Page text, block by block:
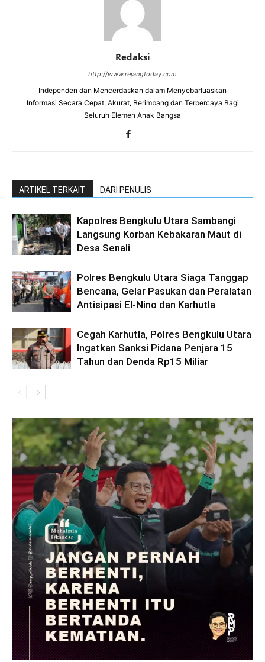
Redaksi
http://www.rejangtoday.com
Independen dan Mencerdaskan dalam Menyebarluaskan
Informasi Secara Cepat, Akurat, Berimbang dan Terpercaya Bagi
Seluruh Elemen Anak Bangsa
ARTIKEL TERKAIT DARI PENULIS
Kapolres Bengkulu Utara Sambangi
Langsung Korban Kebakaran Maut di
Desa Senali
Polres Bengkulu Utara Siaga Tanggap
Bencana, Gelar Pasukan dan Peralatan
Antisipasi El-Nino dan Karhutla
Cegah Karhutla, Polres Bengkulu Utara
Ingatkan Sanksi Pidana Penjara 15
Tahun dan Denda Rp15 Miliar